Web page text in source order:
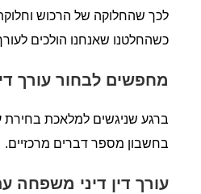
לכך שהחלוקה של הרכוש
כשהחלטנו שאנחנו הולכים
מחפשים לבחור עורך
ברגע שניגשים למלאכת בחירת
בחשבון מספר דברים מרכזיים.
עורך דין דיני משפחה